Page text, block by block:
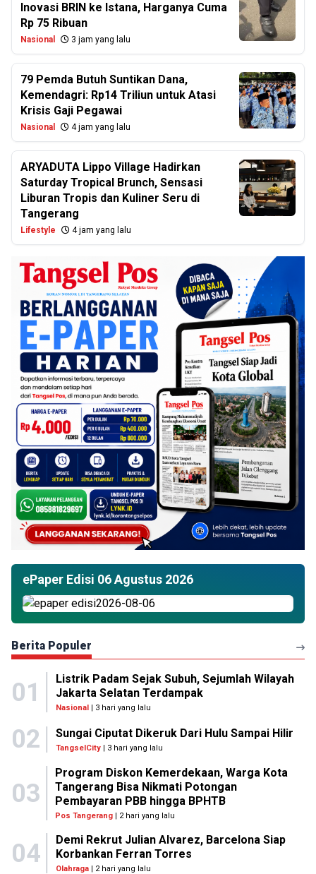
Inovasi BRIN ke Istana, Harganya Cuma
Rp 75 Ribuan
Nasional 3 jam yang lalu
79 Pemda Butuh Suntikan Dana,
Kemendagri: Rp14 Triliun untuk Atasi
Krisis Gaji Pegawai
Nasional 4 jam yang lalu
ARYADUTA Lippo Village Hadirkan
Saturday Tropical Brunch, Sensasi
Liburan Tropis dan Kuliner Seru di
Tangerang
Lifestyle 4 jam yang lalu
ePaper Edisi 06 Agustus 2026
Berita Populer
01
Listrik Padam Sejak Subuh, Sejumlah Wilayah
Jakarta Selatan Terdampak
Nasional| 3 hari yang lalu
02 Sungai Ciputat Dikeruk Dari Hulu Sampai Hilir
TangselCity | 3 hari yang lalu
03
Program Diskon Kemerdekaan, Warga Kota
Tangerang Bisa Nikmati Potongan
Pembayaran PBB hingga BPHTB
Pos Tangerang | 2 hari yang lalu
04
Demi Rekrut Julian Alvarez, Barcelona Siap
Korbankan Ferran Torres
Olahraga| 2 hari yang lalu